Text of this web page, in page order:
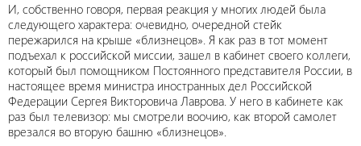
И, собственно говоря, первая реакция у многих людей была
следующего характера: очевидно, очередной стейк
пережарился на крыше «близнецов». Я как раз в тот момент
подъехал к российской миссии, зашел в кабинет своего коллеги,
который был помощником Постоянного представителя России, в
настоящее время министра иностранных дел Российской
Федерации Сергея Викторовича Лаврова. У него в кабинете как
раз был телевизор: мы смотрели воочию, как второй самолет
врезался во вторую башню «близнецов».